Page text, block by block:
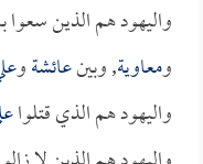
واليهود هم الذين سعوا
ومعاوية, وبينعائشةو
واليهود هم الذي قتلوا